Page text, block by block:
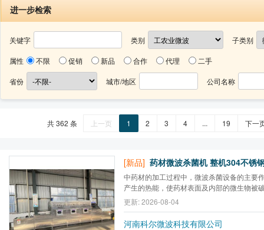
进一步检索
关键字 类别 子类别
属性 不限 促销 新品 合作 代理 二手
省份 城市/地区 公司名称
共 362 条 上一页 1 2 3 4 ... 19 下一
[新品]
中药材的加工过程中，微波杀菌设备的主要
产生的热能，使药材表面及内部的微生物被
源的目的。
更新: 2026-08-04
河南科尔微波科技有限公司